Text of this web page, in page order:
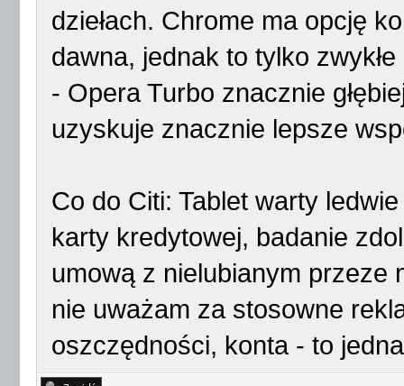
dziełach. Chrome ma opcję
dawna, jednak to tylko
- Opera Turbo znacznie
uzyskuje znacznie lepsze
Co do Citi: Tablet warty
karty kredytowej, badanie
umową z nielubianym przeze
nie uważam za stosowne
oszczędności, konta - to